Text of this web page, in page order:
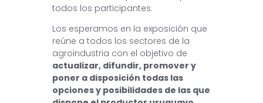
todos los participantes.
Los esperamos en la exposición que
reúne a todos los sectores de la
agroindustria con el objetivo de
actualizar, difundir, promover y
poner a disposición todas las
opciones y posibilidades de las que